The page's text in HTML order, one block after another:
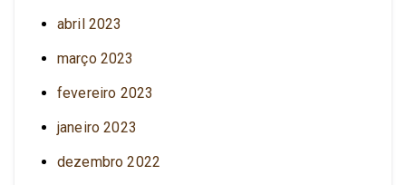
abril 2023
março 2023
fevereiro 2023
janeiro 2023
dezembro 2022